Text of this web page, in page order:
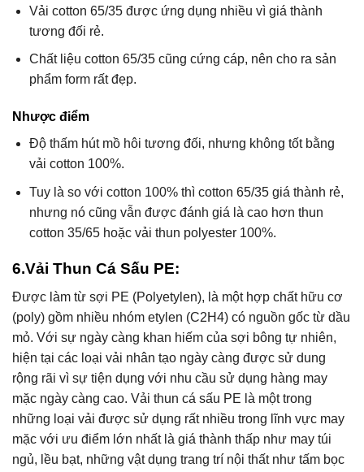
Vải cotton 65/35 được ứng dụng nhiều vì giá thành
tương đối rẻ.
Chất liệu cotton 65/35 cũng cứng cáp, nên cho ra sản
phẩm form rất đẹp.
Nhược điểm
Độ thấm hút mồ hôi tương đối, nhưng không tốt bằng
vải cotton 100%.
Tuy là so với cotton 100% thì cotton 65/35 giá thành rẻ,
nhưng nó cũng vẫn được đánh giá là cao hơn thun
cotton 35/65 hoặc vải thun polyester 100%.
6.Vải Thun Cá Sấu PE:
Được làm từ sợi PE (Polyetylen), là một hợp chất hữu cơ
(poly) gồm nhiều nhóm etylen (C2H4) có nguồn gốc từ dầu
mỏ. Với sự ngày càng khan hiếm của sợi bông tự nhiên,
hiện tại các loại vải nhân tạo ngày càng được sử dung
rộng rãi vì sự tiện dụng với nhu cầu sử dụng hàng may
mặc ngày càng cao. Vải thun cá sấu PE là một trong
những loại vải được sử dụng rất nhiều trong lĩnh vực may
mặc với ưu điểm lớn nhất là giá thành thấp như may túi
ngủ, lều bạt, những vật dụng trang trí nội thất như tấm bọc